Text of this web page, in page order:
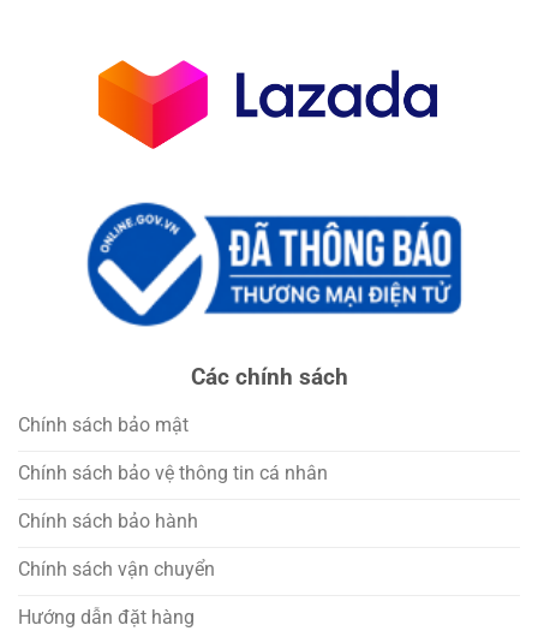
Các chính sách
Chính sách bảo mật
Chính sách bảo vệ thông tin cá nhân
Chính sách bảo hành
Chính sách vận chuyển
Hướng dẫn đặt hàng